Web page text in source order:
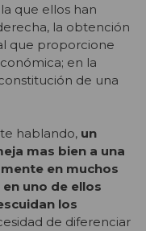
que ellos han
la obtención
que proporcione
en la
de una
hablando, un
mas bien a una
en muchos
uno de ellos
los
de diferenciar